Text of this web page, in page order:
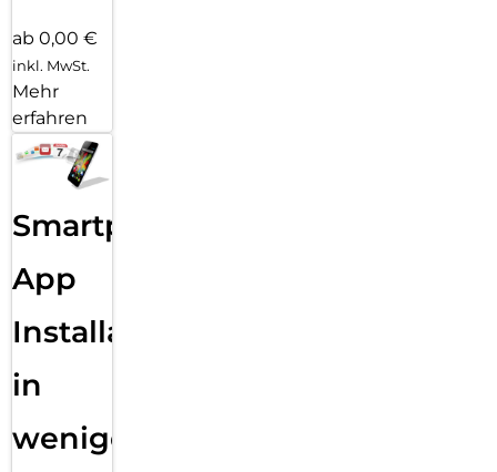
ab 0,00 €
inkl. MwSt.
Mehr
erfahren
Smartphone
App
Installation
in
wenigen